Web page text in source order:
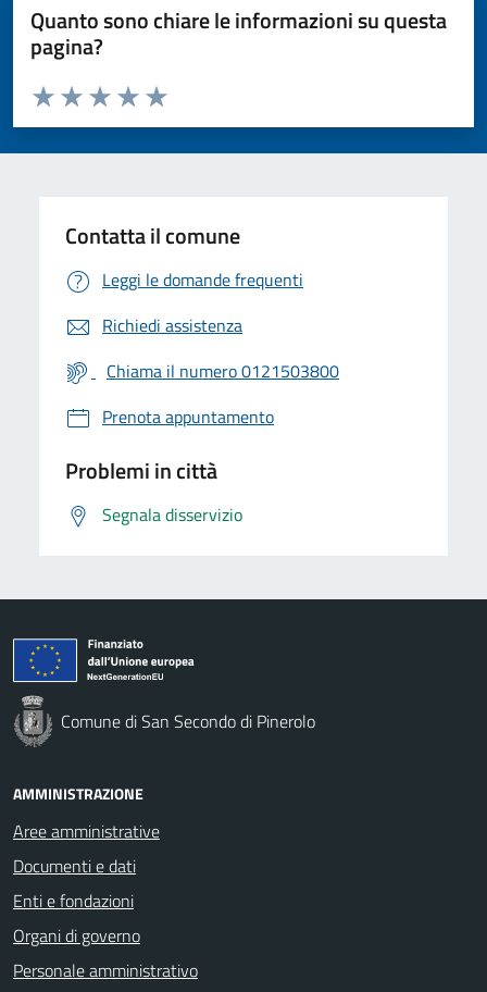
Quanto sono chiare le informazioni su questa
pagina?
Valuta da 1 a 5 stelle la pagina
Valuta 5 stelle su 5
Valuta 4 stelle su 5
Valuta 3 stelle su 5
Valuta 2 stelle su 5
Valuta 1 stelle su 5
Contatta il comune
Leggi le domande frequenti
Richiedi assistenza
Chiama il numero 0121503800
Prenota appuntamento
Problemi in città
Segnala disservizio
Comune di San Secondo di Pinerolo
AMMINISTRAZIONE
Aree amministrative
Documenti e dati
Enti e fondazioni
Organi di governo
Personale amministrativo